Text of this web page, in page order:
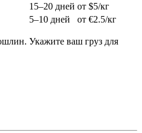
15–20 дней от $5/кг
5–10 дней от €2.5/кг
Укажите ваш груз для